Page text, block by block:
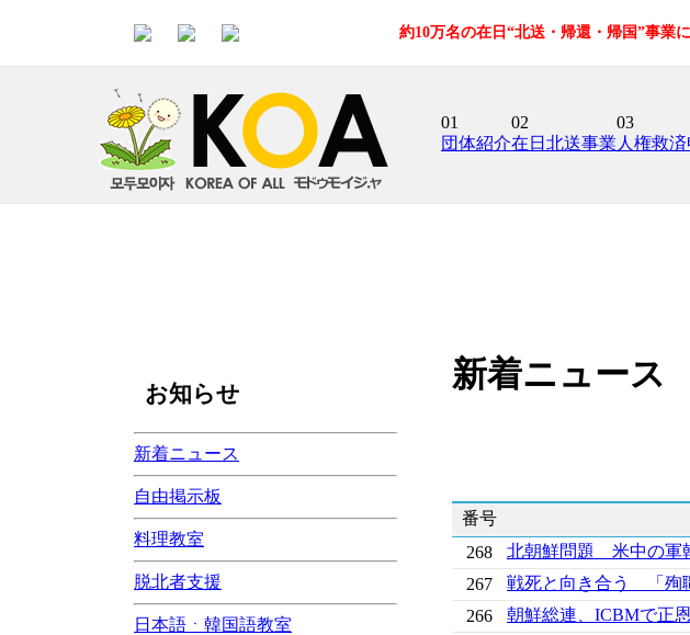
約10万名の在日“北送・帰還・帰国”事業
01
団体紹介
02
在日北送事業
03
人権救
お知らせ
新着ニュース
自由掲示板
料理教室
脱北者支援
日本語ㆍ韓国語教室
新着ニュース
番号
268
北朝鮮問題 米中の軍
267
戦死と向き合う 「殉
266
朝鮮総連、ICBMで正